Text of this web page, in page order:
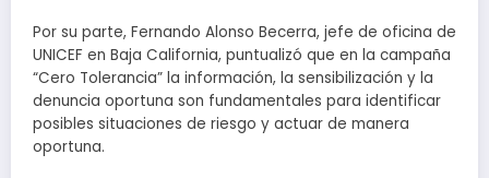
Por su parte, Fernando Alonso Becerra, jefe de oficina de
UNICEF en Baja California, puntualizó que en la campaña
“Cero Tolerancia” la información, la sensibilización y la
denuncia oportuna son fundamentales para identificar
posibles situaciones de riesgo y actuar de manera
oportuna.